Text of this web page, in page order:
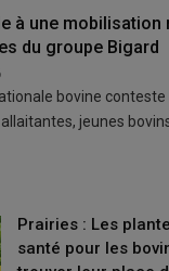
le naissage pur
économiques
Christian montent
d’une exploitation
», explique René
à une mobilisation
du groupe Bigard
bovine
jeunes
Prairies : Les
santé pour les